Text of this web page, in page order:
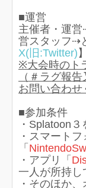
■運営
主催者・運
営スタッフ⇢
X(旧:Twitter) 】
※大会時のト
（＃ラグ報
お問い合わせ
■参加条件
・Splatoon
・スマート
「
・アプリ「
一人が所持し
・そのほか